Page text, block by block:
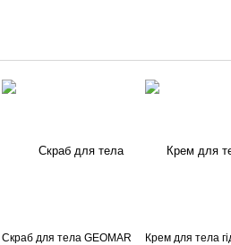
Скраб для тела GEOMAR
Крем для тела